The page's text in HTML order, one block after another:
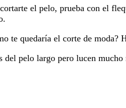
el pelo, prueba con el
te quedaría el corte de
pelo largo pero lucen